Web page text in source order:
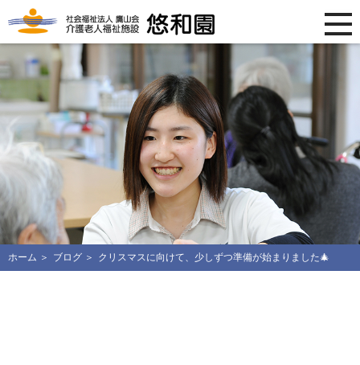
ホーム ブログ クリスマスに向けて、少しずつ準備が始まりました🎄